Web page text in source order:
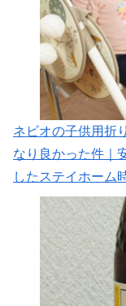
ネビオの子供用折
なり良かった件｜
したステイホーム